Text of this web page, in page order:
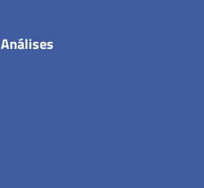
Análises